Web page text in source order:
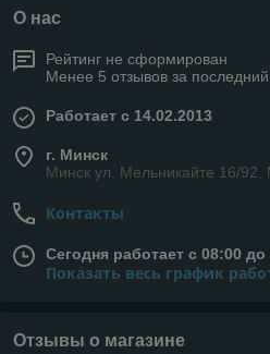
О нас
Рейтинг не сформирован
Менее 5 отзывов за последний
Работает с 14.02.2013
г. Минск
Минск ул. Мельникайте 16/92,
Контакты
Сегодня работает с 08:00 до
Показать весь график
Отзывы о магазине